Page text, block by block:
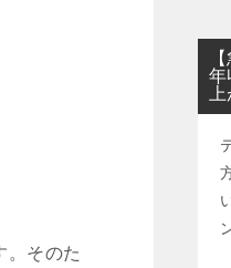
。そのた
年